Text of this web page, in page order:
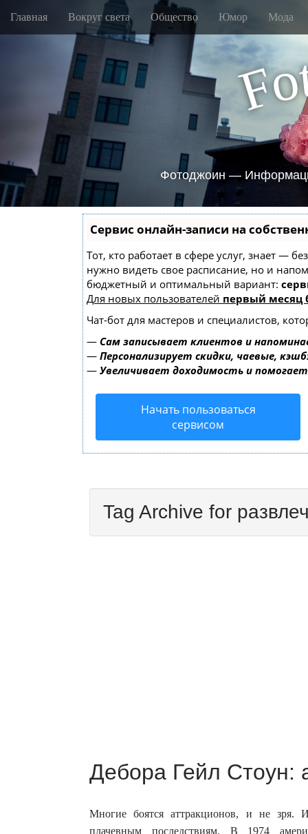
i
t
Главная Вокруг света Общество Юмор Мода
Fo
Фотоджоин —
Сервис онлайн-записи на
Тот, кто работает в сфере услуг, знает —
нужно видеть свое расписание, но и
бюджетный и оптимальный вариант:
Для новых пользователей первый месяц
Чат-бот для мастеров и специалистов,
— Сам записывает клиентов и
— Персонализирует скидки, чаевые,
— Увеличивает доходимость и
Начать пользоваться
сервисом
Tag Archive for
Дебора Гейл Стоун:
Многие боятся аттракционов, и не зря.
плачевным последствиям. В 1974